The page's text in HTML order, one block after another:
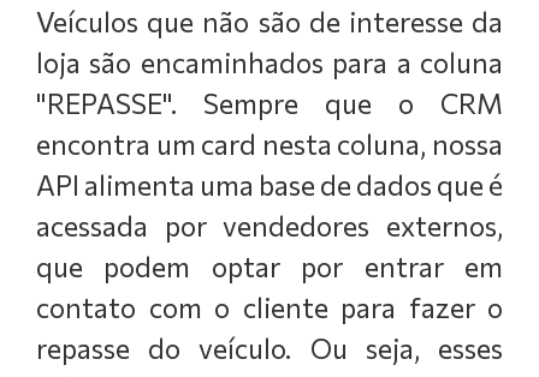
Veículos que não são de interesse da
loja são encaminhados para a coluna
"REPASSE". Sempre que o CRM
encontra um card nesta coluna, nossa
API alimenta uma base de dados que é
acessada por vendedores externos,
que podem optar por entrar em
contato com o cliente para fazer o
repasse do veículo. Ou seja, esses